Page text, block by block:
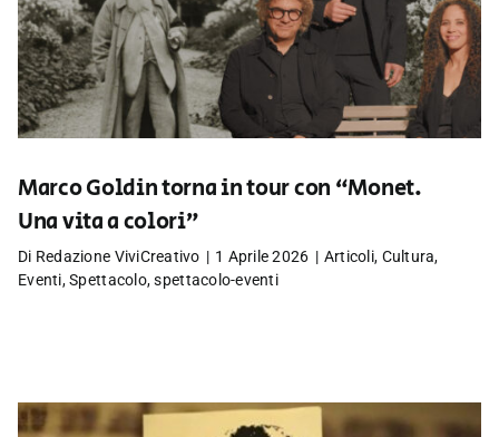
Marco Goldin torna in tour con “Monet.
Una vita a colori”
Di Redazione ViviCreativo | 1 Aprile 2026 | Articoli, Cultura,
Eventi,Spettacolo,spettacolo-eventi